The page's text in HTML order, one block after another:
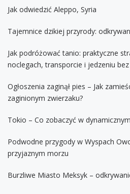
Jak odwiedzić Aleppo, Syria
Tajemnice dzikiej przyrody:
Jak podróżować tanio: praktyczne
noclegach, transporcie i jedzeniu
Ogłoszenia zaginął pies – Jak
zaginionym zwierzaku?
Tokio – Co zobaczyć w
Podwodne przygody w Wyspach
przyjaznym morzu
Burzliwe Miasto Meksyk –